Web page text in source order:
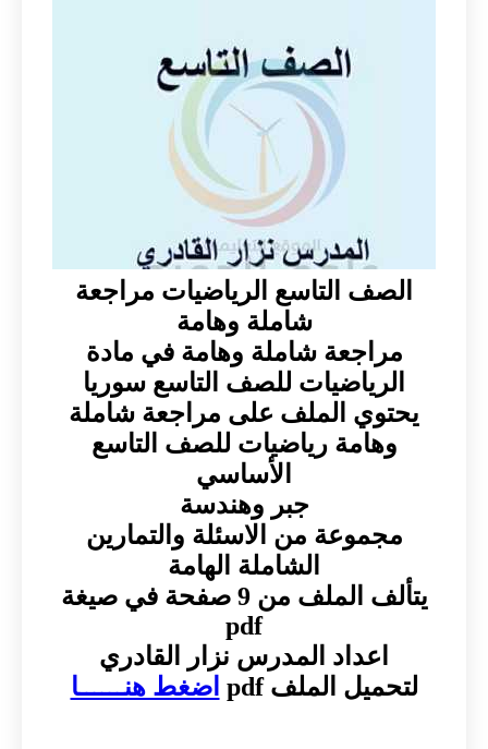
الصف التاسع الرياضيات مراجعة
شاملة وهامة
مراجعة شاملة وهامة في مادة
الرياضيات للصف التاسع سوريا
يحتوي الملف على مراجعة شاملة
وهامة رياضيات للصف التاسع
الأساسي
جبر وهندسة
مجموعة من الاسئلة والتمارين
الشاملة الهامة
يتألف الملف من 9 صفحة في صيغة
pdf
اعداد المدرس نزار القادري
لتحميل الملف pdf
اضغط هنــــــا